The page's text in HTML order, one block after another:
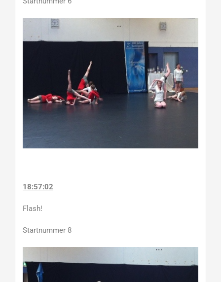
18:57:02
Flash!
Startnummer 8